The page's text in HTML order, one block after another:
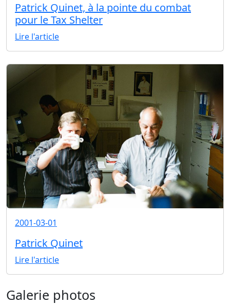
Patrick Quinet, à la pointe du combat
pour le Tax Shelter
Lire l'article
2001-03-01
Patrick Quinet
Lire l'article
Galerie photos